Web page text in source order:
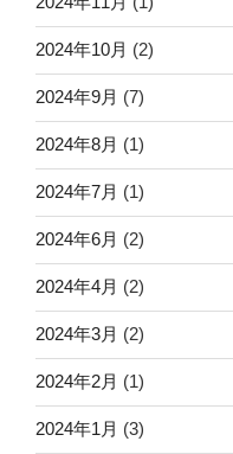
2024年10月 (2)
2024年9月 (7)
2024年8月 (1)
2024年7月 (1)
2024年6月 (2)
2024年4月 (2)
2024年3月 (2)
2024年2月 (1)
2024年1月 (3)